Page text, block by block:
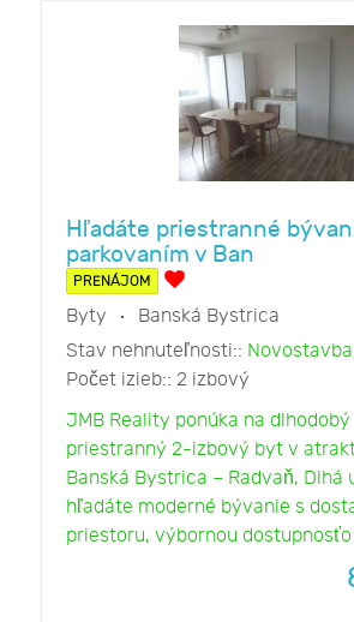
Hľadáte priestranné
parkovaním v Ban
PRENÁJOM
Byty
Banská Bystrica
Stav nehnuteľnosti:: Novostavba
Počet izieb:: 2 izbový
JMB Reality ponúka na
priestranný 2-izbový byt v
Banská Bystrica – Radvaň, Dlhá
hľadáte moderné bývanie s
priestoru, výbornou dostupnosťo